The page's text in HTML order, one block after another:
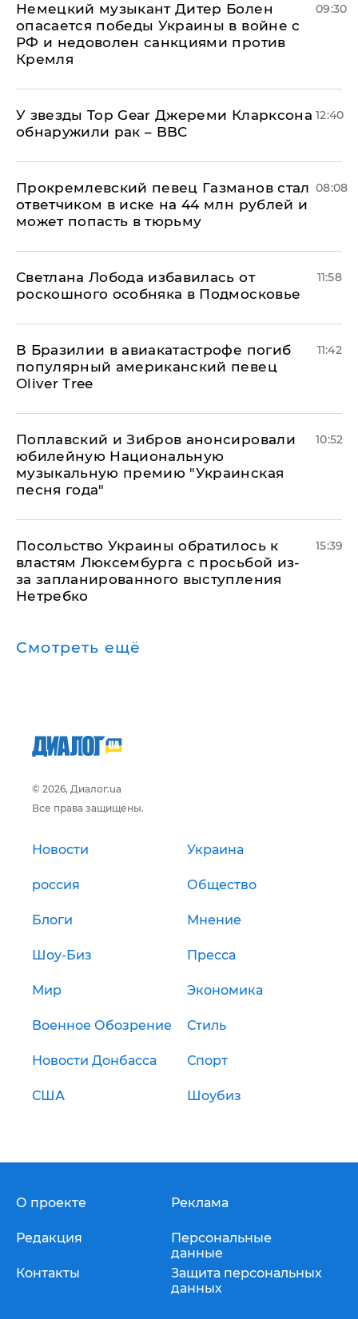
Немецкий музыкант Дитер Болен
опасается победы Украины в войне с
РФ и недоволен санкциями против
Кремля
09:30
У звезды Top Gear Джереми Кларксона
обнаружили рак – BBC
12:40
Прокремлевский певец Газманов стал
ответчиком в иске на 44 млн рублей и
может попасть в тюрьму
08:08
Светлана Лобода избавилась от
роскошного особняка в Подмосковье
11:58
В Бразилии в авиакатастрофе погиб
популярный американский певец
Oliver Tree
11:42
Поплавский и Зибров анонсировали
юбилейную Национальную
музыкальную премию "Украинская
песня года"
10:52
Посольство Украины обратилось к
властям Люксембурга с просьбой из-
за запланированного выступления
Нетребко
15:39
Смотреть ещё
© 2026, Диалог.ua
Все права защищены.
Новости Украина
россия Общество
Блоги Мнение
Шоу-Биз Пресса
Мир Экономика
Военное Обозрение Стиль
Новости Донбасса Спорт
США Шоубиз
О проекте
Редакция
Контакты
Реклама
Персональные
данные
Защита персональных
данных